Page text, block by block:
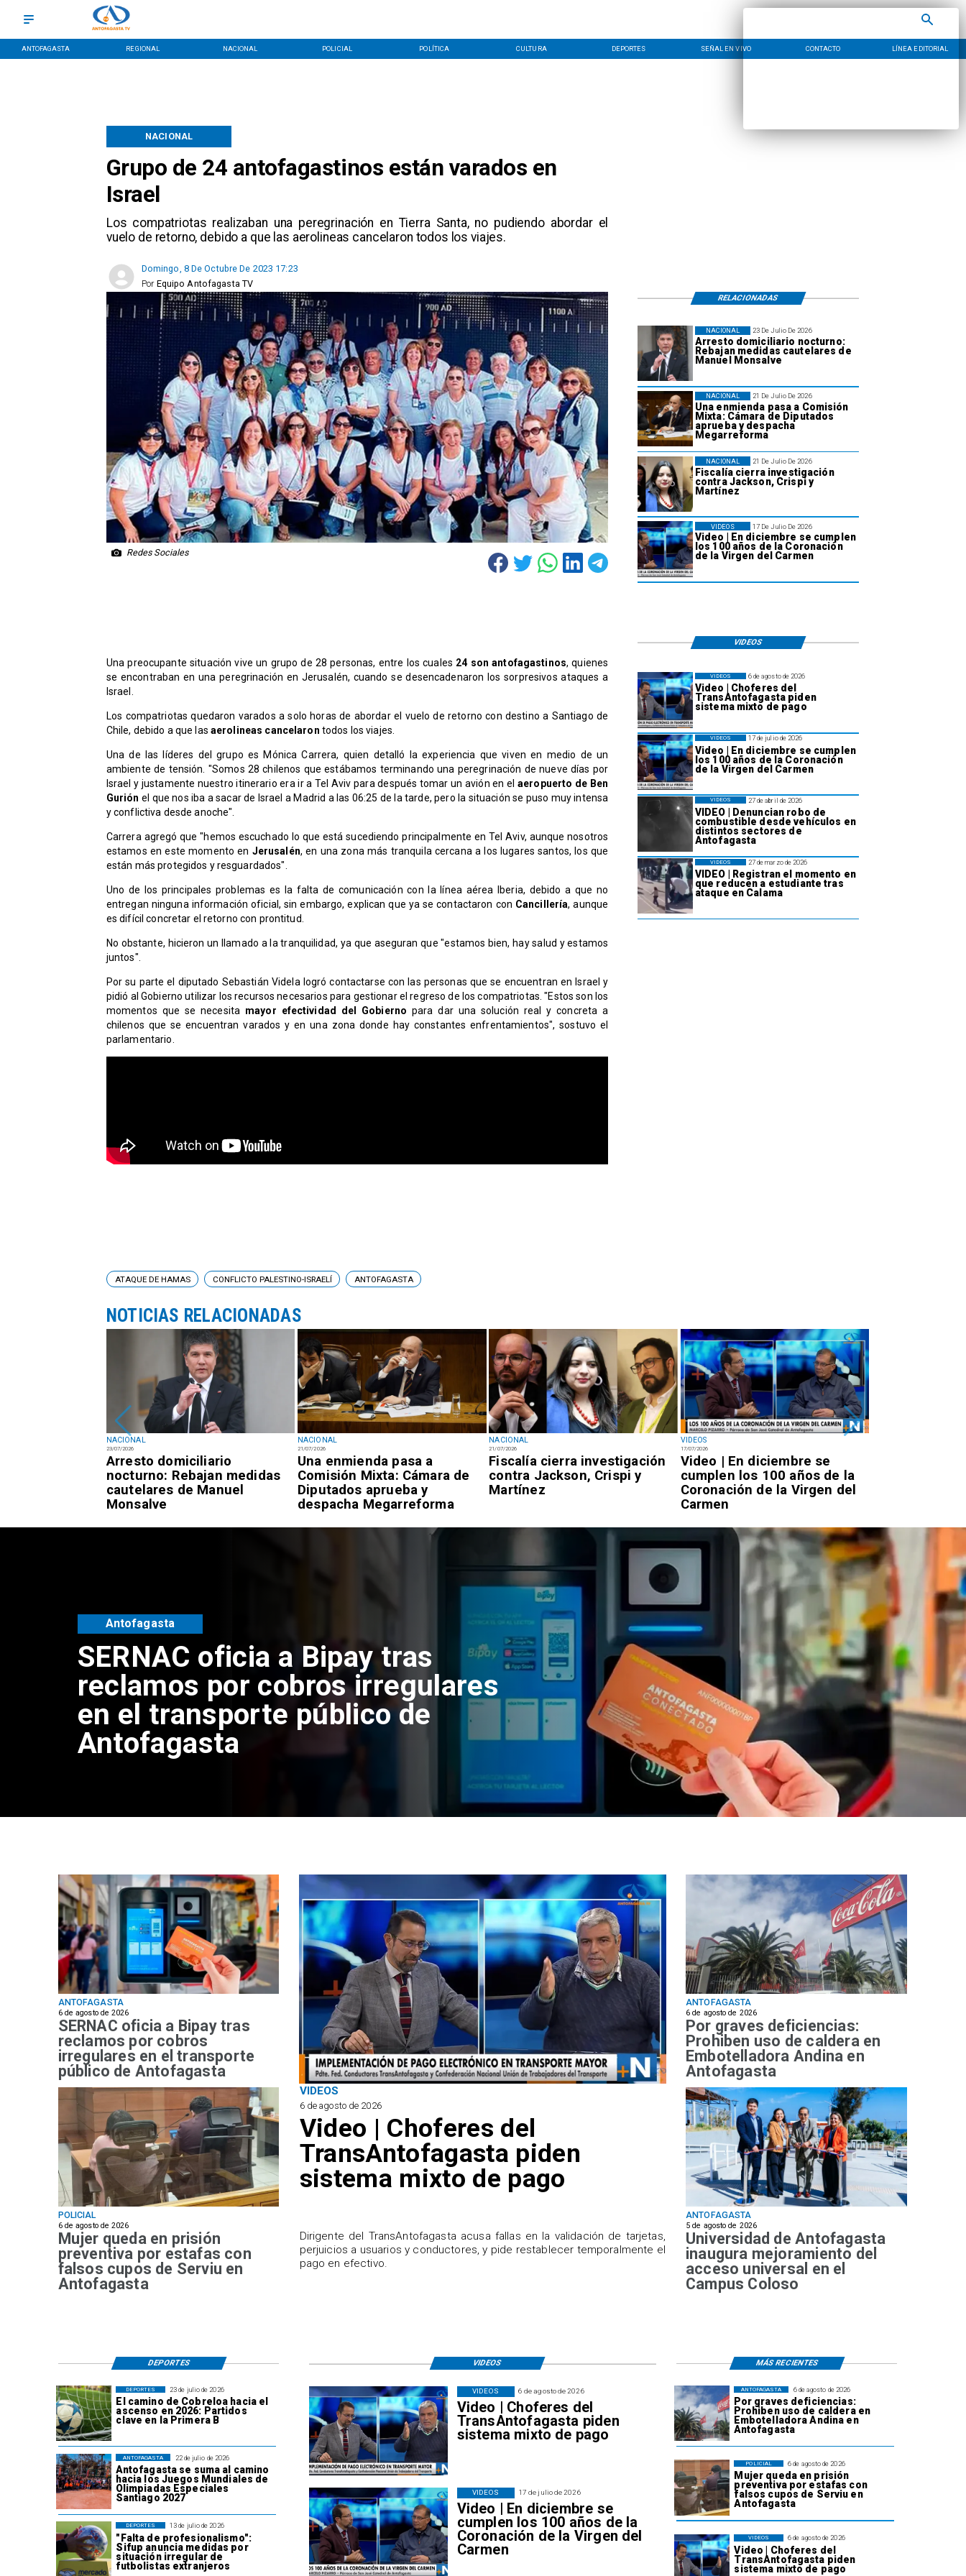
ANTOFAGASTA REGIONAL NACIONAL POLICIAL POLÍTICA CULTURA DEPORTES SEÑAL EN VIVO CONTACTO LÍNEA EDITORIAL
Grupo de 24 antofagastinos están varados en
Israel
Los compatriotas realizaban una peregrinación en Tierra Santa, no pudiendo abordar el
vuelo de retorno, debido a que las aerolineas cancelaron todos los viajes.
NACIONAL
Domingo, 8 De Octubre De 2023 17:23
Equipo Antofagasta TV
Por
Redes Sociales
23 De Julio De 2026
Arresto domiciliario nocturno:
Rebajan medidas cautelares de
Manuel Monsalve
NACIONAL
21 De Julio De 2026
Una enmienda pasa a Comisión
Mixta: Cámara de Diputados
aprueba y despacha
Megarreforma
NACIONAL
21 De Julio De 2026
Fiscalía cierra investigación
contra Jackson, Crispi y
Martínez
NACIONAL
17 De Julio De 2026
Video | En diciembre se cumplen
los 100 años de la Coronación
de la Virgen del Carmen
VIDEOS
RELACIONADAS
Una preocupante situación vive un grupo de 28 personas, entre los cuales 24 son antofagastinos, quienes
se encontraban en una peregrinación en Jerusalén, cuando se desencadenaron los sorpresivos ataques a
Israel.
Los compatriotas quedaron varados a solo horas de abordar el vuelo de retorno con destino a Santiago de
Chile, debido a que las aerolineas cancelaron todos los viajes.
Una de las líderes del grupo es Mónica Carrera, quien detalló la experiencia que viven en medio de un
ambiente de tensión. "Somos 28 chilenos que estábamos terminando una peregrinación de nueve días por
Israel y justamente nuestro itinerario era ir a Tel Aviv para después tomar un avión en elaeropuerto de Ben
Gurión el que nos iba a sacar de Israel a Madrid a las 06:25 de la tarde, pero la situación se puso muy intensa
y conflictiva desde anoche".
Carrera agregó que "hemos escuchado lo que está sucediendo principalmente en Tel Aviv, aunque nosotros
estamos en este momento en Jerusalén, en una zona más tranquila cercana a los lugares santos, los que
están más protegidos y resguardados".
Uno de los principales problemas es la falta de comunicación con la línea aérea Iberia, debido a que no
entregan ninguna información oficial, sin embargo, explican que ya se contactaron con Cancillería, aunque
es difícil concretar el retorno con prontitud.
No obstante, hicieron un llamado a la tranquilidad, ya que aseguran que "estamos bien, hay salud y estamos
juntos".
Por su parte el diputado Sebastián Videla logró contactarse con las personas que se encuentran en Israel y
pidió al Gobierno utilizar los recursos necesarios para gestionar el regreso de los compatriotas. "Estos son los
momentos que se necesita mayor efectividad del Gobierno para dar una solución real y concreta a
chilenos que se encuentran varados y en una zona donde hay constantes enfrentamientos", sostuvo el
parlamentario.
VIDEOS
6 de agosto de 2026
Video | Choferes del
TransAntofagasta piden
sistema mixto de pago
VIDEOS
17 de julio de 2026
Video | En diciembre se cumplen
los 100 años de la Coronación
de la Virgen del Carmen
VIDEOS
27 de abril de 2026
VIDEO | Denuncian robo de
combustible desde vehículos en
distintos sectores de
Antofagasta
VIDEOS
27 de marzo de 2026
VIDEO | Registran el momento en
que reducen a estudiante tras
ataque en Calama
VIDEOS
NACIONAL
23/07/2026
Arresto domiciliario
nocturno: Rebajan medidas
cautelares de Manuel
Monsalve
NACIONAL
21/07/2026
Una enmienda pasa a
Comisión Mixta: Cámara de
Diputados aprueba y
despacha Megarreforma
NACIONAL
21/07/2026
Fiscalía cierra investigación
contra Jackson, Crispi y
Martínez
VIDEOS
17/07/2026
Video | En diciembre se
cumplen los 100 años de la
Coronación de la Virgen del
Carmen
ATAQUE DE HAMAS CONFLICTO PALESTINO-ISRAELÍ ANTOFAGASTA
NOTICIAS RELACIONADAS
Retiran tres toneladas de basura
y vehículos abandonados en el
sector centro alto de
Antofagasta
Antofagasta
ANTOFAGASTA
6 de agosto de 2026
SERNAC oficia a Bipay tras
reclamos por cobros
irregulares en el transporte
público de Antofagasta
VIDEOS
6 de agosto de 2026
Video | Choferes del
TransAntofagasta piden
sistema mixto de pago
​Dirigente del TransAntofagasta acusa fallas en la validación de tarjetas,
perjuicios a usuarios y conductores, y pide restablecer temporalmente el
pago en efectivo.
POLICIAL
6 de agosto de 2026
Mujer queda en prisión
preventiva por estafas con
falsos cupos de Serviu en
Antofagasta
ANTOFAGASTA
6 de agosto de 2026
Por graves deficiencias:
Prohiben uso de caldera en
Embotelladora Andina en
Antofagasta
ANTOFAGASTA
5 de agosto de 2026
Universidad de Antofagasta
inaugura mejoramiento del
acceso universal en el
Campus Coloso
6 de agosto de 2026
Por graves deficiencias:
Prohiben uso de caldera en
Embotelladora Andina en
Antofagasta
ANTOFAGASTA
6 de agosto de 2026
Mujer queda en prisión
preventiva por estafas con
falsos cupos de Serviu en
Antofagasta
POLICIAL
6 de agosto de 2026
Video | Choferes del
TransAntofagasta piden
sistema mixto de pago
VIDEOS
23 de julio de 2026
El camino de Cobreloa hacia el
ascenso en 2026: Partidos
clave en la Primera B
DEPORTES
22 de julio de 2026
Antofagasta se suma al camino
hacia los Juegos Mundiales de
Olimpiadas Especiales
Santiago 2027
ANTOFAGASTA
13 de julio de 2026
"Falta de profesionalismo":
Sifup anuncia medidas por
situación irregular de
futbolistas extranjeros
DEPORTES
6 de agosto de 2026
Video | Choferes del
TransAntofagasta piden
sistema mixto de pago
VIDEOS
17 de julio de 2026
Video | En diciembre se
cumplen los 100 años de la
Coronación de la Virgen del
Carmen
VIDEOS
VIDEOS
DEPORTES MÁS RECIENTES